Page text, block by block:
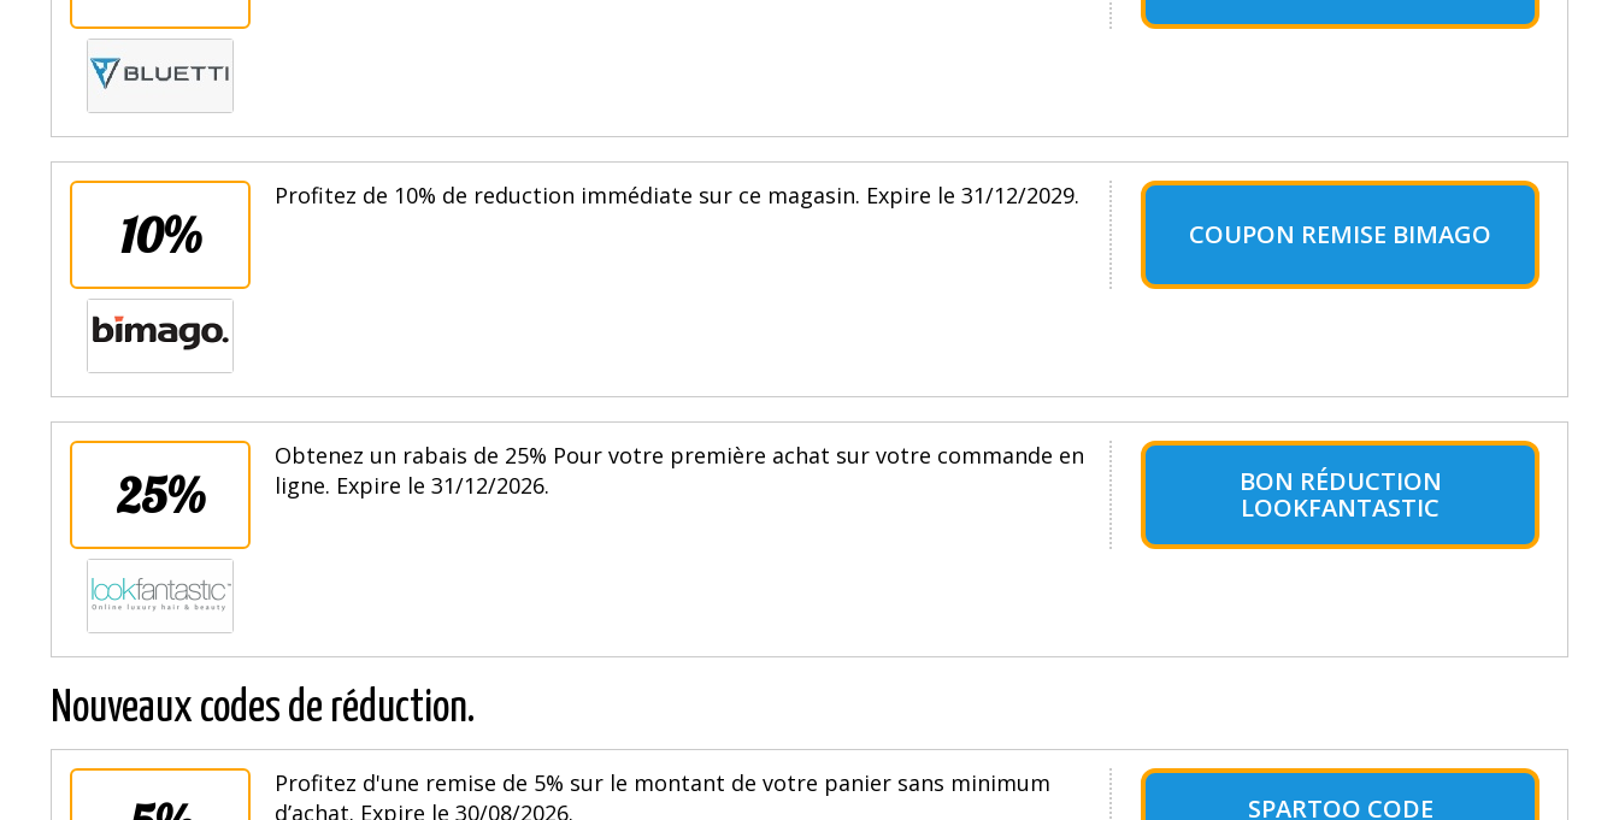
10%
Profitez de 10% de reduction immédiate sur ce magasin. Expire le 31/12/2029.
COUPON REMISE BIMAGO
25%
Obtenez un rabais de 25% Pour votre première achat sur votre commande en
ligne. Expire le 31/12/2026.
BON RÉDUCTION
LOOKFANTASTIC
Nouveaux codes de réduction.
Profitez d'une remise de 5% sur le montant de votre panier sans minimum
d’achat. Expire le 30/08/2026.
SPARTOO CODE